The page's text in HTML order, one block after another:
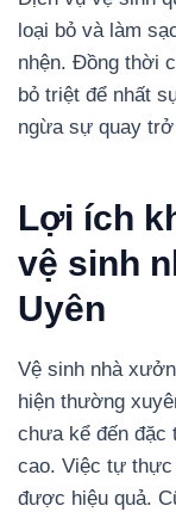
loại bỏ và làm
nhện. Đồng thời
bỏ triệt để nhất
ngừa sự quay
Lợi ích
vệ sinh
Uyên
Vệ sinh nhà
hiện thường
chưa kể đến đặc
cao. Việc tự thực
được hiệu quả.